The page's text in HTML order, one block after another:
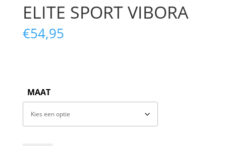
ELITE SPORT VIBORA
€54,95
MAAT